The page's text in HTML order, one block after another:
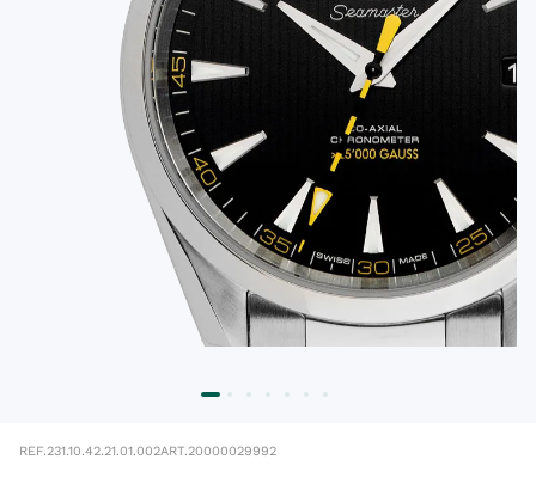
REF.231.10.42.21.01.002ART.20000029992